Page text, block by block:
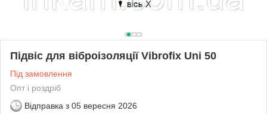
Підвіс для віброізоляції Vibrofix Uni 50
Під замовлення
Опт і роздріб
Відправка з 05 вересня 2026